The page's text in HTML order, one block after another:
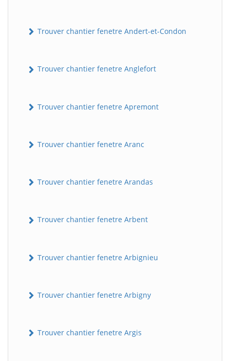
Trouver chantier fenetre Andert-et-Condon
Trouver chantier fenetre Anglefort
Trouver chantier fenetre Apremont
Trouver chantier fenetre Aranc
Trouver chantier fenetre Arandas
Trouver chantier fenetre Arbent
Trouver chantier fenetre Arbignieu
Trouver chantier fenetre Arbigny
Trouver chantier fenetre Argis